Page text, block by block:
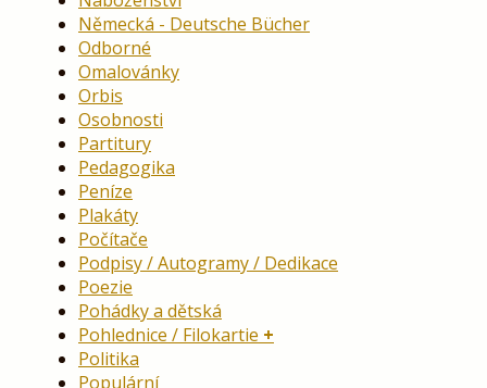
Německá - Deutsche Bücher
Odborné
Omalovánky
Orbis
Osobnosti
Partitury
Pedagogika
Peníze
Plakáty
Počítače
Podpisy / Autogramy / Dedikace
Poezie
Pohádky a dětská
Pohlednice / Filokartie
Politika
Populární